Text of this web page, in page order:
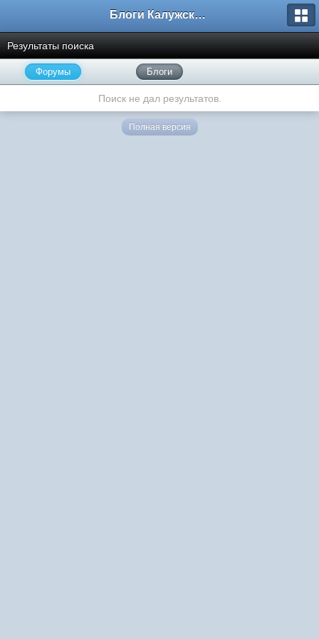
Блоги Калужского перекрестка
Результаты поиска
Форумы Блоги
Поиск не дал результатов.
Полная версия